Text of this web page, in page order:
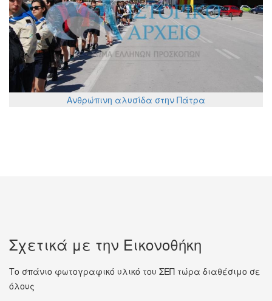
Ανθρώπινη αλυσίδα στην Πάτρα
Σχετικά με την Εικονοθήκη
Το σπάνιο φωτογραφικό υλικό του ΣΕΠ τώρα διαθέσιμο σε
όλους